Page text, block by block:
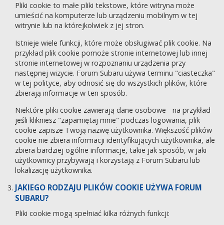
Pliki cookie to małe pliki tekstowe, które witryna może
umieścić na komputerze lub urządzeniu mobilnym w tej
witrynie lub na którejkolwiek z jej stron.
Istnieje wiele funkcji, które może obsługiwać plik cookie. Na
przykład plik cookie pomoże stronie internetowej lub innej
stronie internetowej w rozpoznaniu urządzenia przy
następnej wizycie. Forum Subaru używa terminu "ciasteczka"
w tej polityce, aby odnosić się do wszystkich plików, które
zbierają informacje w ten sposób.
Niektóre pliki cookie zawierają dane osobowe - na przykład
jeśli klikniesz "zapamiętaj mnie" podczas logowania, plik
cookie zapisze Twoją nazwę użytkownika. Większość plików
cookie nie zbiera informacji identyfikujących użytkownika, ale
zbiera bardziej ogólne informacje, takie jak sposób, w jaki
użytkownicy przybywają i korzystają z Forum Subaru lub
lokalizację użytkownika.
JAKIEGO RODZAJU PLIKÓW COOKIE UŻYWA FORUM
SUBARU?
Pliki cookie mogą spełniać kilka różnych funkcji: